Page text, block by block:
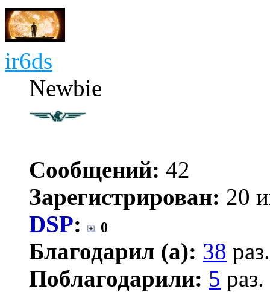
ir6ds
Newbie
Сообщений: 42
Зарегистрирован: 20
DSP: 0
Благодарил (а): 38 раз.
Поблагодарили: 5 раз.